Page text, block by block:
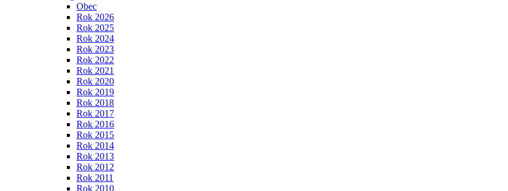
Obec
Rok 2026
Rok 2025
Rok 2024
Rok 2023
Rok 2022
Rok 2021
Rok 2020
Rok 2019
Rok 2018
Rok 2017
Rok 2016
Rok 2015
Rok 2014
Rok 2013
Rok 2012
Rok 2011
Rok 2010